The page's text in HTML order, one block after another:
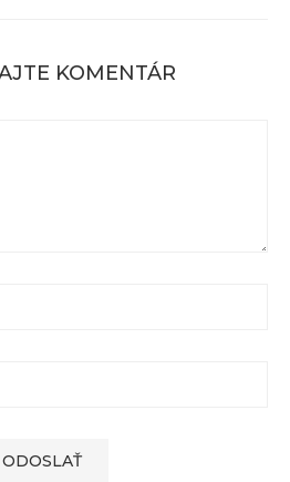
KOMENTÁR